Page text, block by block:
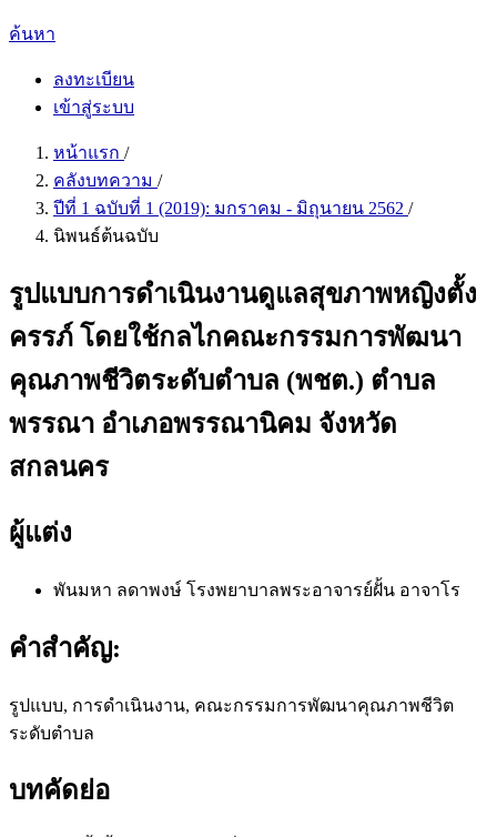
ค้นหา
ลงทะเบียน
เข้าสู่ระบบ
หน้าแรก /
คลังบทความ /
ปีที่ 1 ฉบับที่ 1 (2019): มกราคม - มิถุนายน 2562 /
นิพนธ์ต้นฉบับ
รูปแบบการดำเนินงานดูแลสุขภาพหญิงตั้ง
ครรภ์ โดยใช้กลไกคณะกรรมการพัฒนา
คุณภาพชีวิตระดับตำบล (พชต.) ตำบล
พรรณา อำเภอพรรณานิคม จังหวัด
สกลนคร
ผู้แต่ง
พันมหา ลดาพงษ์ โรงพยาบาลพระอาจารย์ฝั้น อาจาโร
คำสำคัญ:
รูปแบบ, การดำเนินงาน, คณะกรรมการพัฒนาคุณภาพชีวิต
ระดับตำบล
บทคัดย่อ